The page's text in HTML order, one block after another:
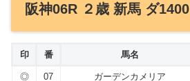
阪神06R ２歳 新馬 ダ1400
印 番 馬名
◎ 07 ガーデンカメリア